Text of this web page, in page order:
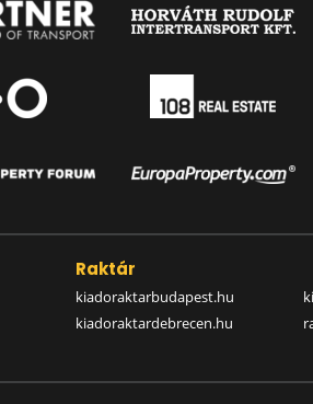
Raktár
kiadoraktarbudapest.hu
kiadoraktardebrecen.hu